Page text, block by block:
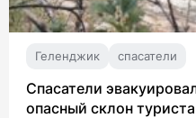
Геленджик спасатели
Спасатели
опасный склон